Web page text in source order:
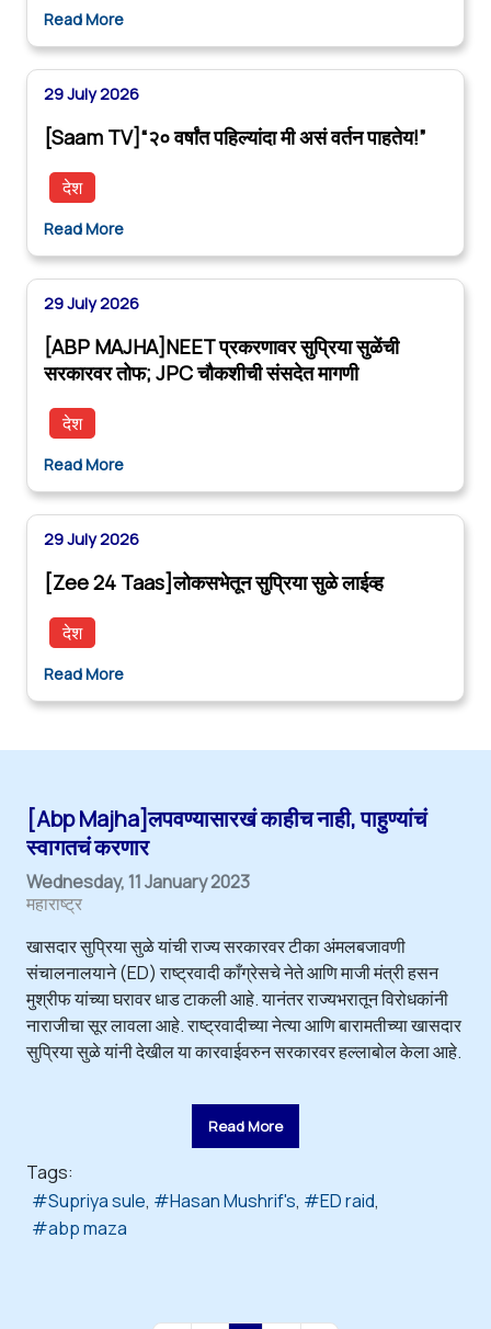
Read More
29 July 2026
[Saam TV]“२० वर्षांत पहिल्यांदा मी असं वर्तन पाहतेय!”
देश
Read More
29 July 2026
[ABP MAJHA]NEET प्रकरणावर सुप्रिया सुळेंची
सरकारवर तोफ; JPC चौकशीची संसदेत मागणी
देश
Read More
29 July 2026
[Zee 24 Taas]लोकसभेतून सुप्रिया सुळे लाईव्ह
देश
Read More
[Abp Majha]लपवण्यासारखं काहीच नाही, पाहुण्यांचं
स्वागतचं करणार
Wednesday, 11 January 2023
महाराष्ट्र
खासदार सुप्रिया सुळे यांची राज्य सरकारवर टीका अंमलबजावणी
संचालनालयाने (ED) राष्ट्रवादी काँग्रेसचे नेते आणि माजी मंत्री हसन
मुश्रीफ यांच्या घरावर धाड टाकली आहे. यानंतर राज्यभरातून विरोधकांनी
नाराजीचा सूर लावला आहे. राष्ट्रवादीच्या नेत्या आणि बारामतीच्या खासदार
सुप्रिया सुळे यांनी देखील या कारवाईवरुन सरकारवर हल्लाबोल केला आहे.
Read More
Tags:
Supriya sule
Hasan Mushrif's
ED raid
abp maza